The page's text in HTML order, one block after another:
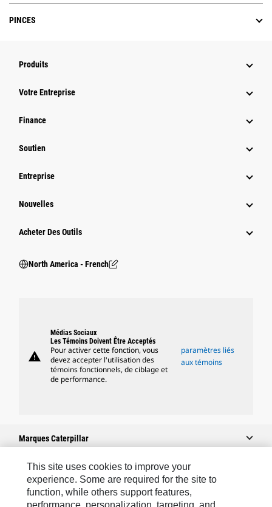
PINCES
Produits
Votre Entreprise
Finance
Soutien
Entreprise
Nouvelles
Acheter Des Outils
North America - French
warning
Médias Sociaux
Les Témoins Doivent Être Acceptés
Pour activer cette fonction, vous
devez accepter l'utilisation des
témoins fonctionnels, de ciblage et
de performance.
paramètres liés
aux témoins
Marques Caterpillar
Caterpillar.com
This site uses cookies to improve your
experience. Some are required for the site to
function, while others support features,
performance, personalization, targeting, and